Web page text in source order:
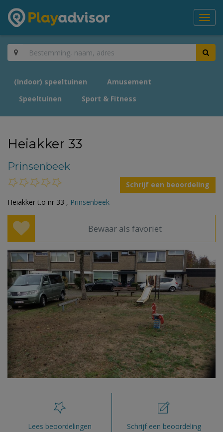
(Indoor) speeltuinen
Amusement
Speeltuinen
Sport & Fitness
Heiakker 33
Prinsenbeek
Schrijf een beoordeling
Heiakker t.o nr 33 , Prinsenbeek
Bewaar als favoriet
Lees beoordelingen Schrijf een beoordeling